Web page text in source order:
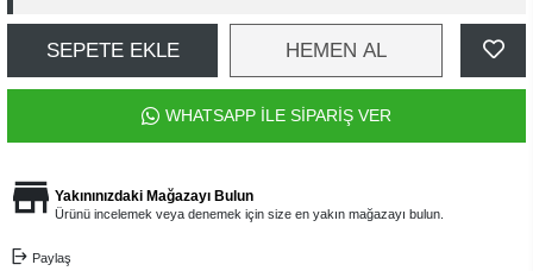
SEPETE EKLE HEMEN AL
WHATSAPP İLE SİPARİŞ VER
Yakınınızdaki Mağazayı Bulun
Ürünü incelemek veya denemek için size en yakın mağazayı bulun.
Paylaş